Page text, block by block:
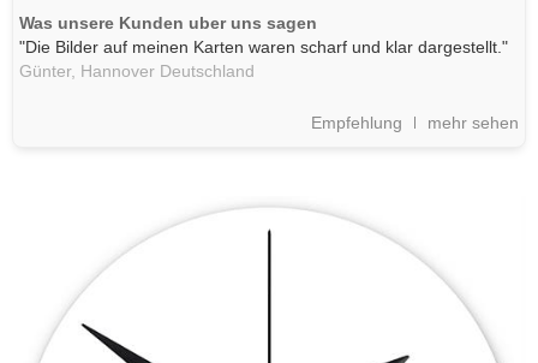
Was unsere Kunden uber uns sagen
"Die Bilder auf meinen Karten waren scharf und klar dargestellt."
Günter, Hannover Deutschland
Empfehlung mehr sehen